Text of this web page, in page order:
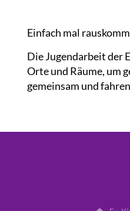
Einfach mal
Die Jugendarbeit der
Orte und Räume, um
gemeinsam und